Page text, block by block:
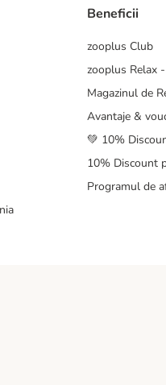
Beneficii
zooplus Club
zooplus Relax
Magazinul de
Avantaje &
💚 10%
10% Discount
Programul de